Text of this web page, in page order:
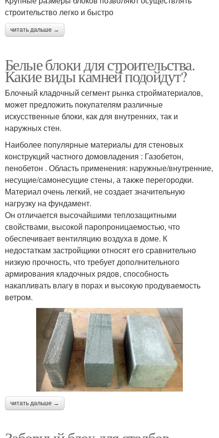
Наборные блоки
Газобетонные блоки Большие блоки
строительства
Шлаковые блоки
Блоки для постройки Бетонный блок
Блоки для фундамента
Древесно-бетонные
блоки
Блок для столба
строительства
Заборные блоки Блоки для столба
Арболитовые блоки
строительство легко и быстро
читать дальше →
Белые блоки для строительства.
Какие виды камней подойдут?
Блочный кладочный сегмент рынка стройматериалов,
может предложить покупателям различные
искусственные блоки, как для внутренних, так и
наружных стен.
Наиболее популярные материалы для стеновых
конструкций частного домовладения : Газобетон,
пенобетон . Область применения: наружные/внутренние,
несущие/самонесущие стены, а также перегородки.
Материал очень легкий, не создает значительную
нагрузку на фундамент.
Он отличается высочайшими теплозащитными
свойствами, высокой паропроницаемостью, что
обеспечивает вентиляцию воздуха в доме. К
недостаткам застройщики относят его сравнительно
низкую прочность, что требует дополнительного
армирования кладочных рядов, способность
накапливать влагу в порах и высокую продуваемость
ветром.
читать дальше →